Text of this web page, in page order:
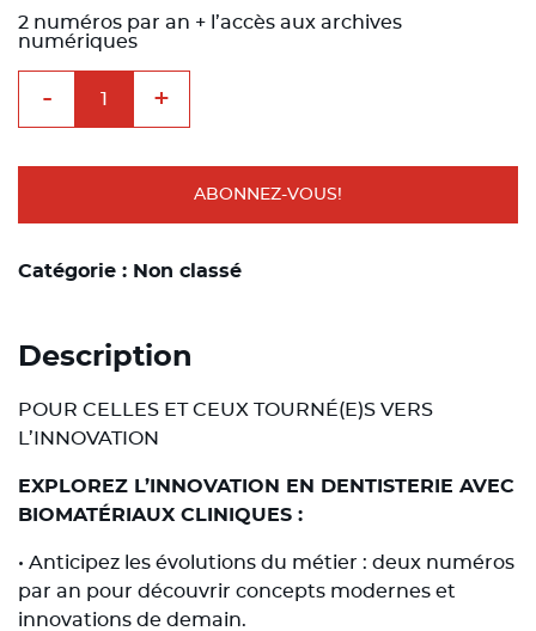
initial
était :
actuel
2 numéros par an + l’accès aux archives
numériques
de
+
- +
ABONNEZ-VOUS!
Catégorie : Non classé
Description
POUR CELLES ET CEUX TOURNÉ(E)S VERS
L’INNOVATION
EXPLOREZ L’INNOVATION EN DENTISTERIE AVEC
BIOMATÉRIAUX CLINIQUES :
• Anticipez les évolutions du métier : deux numéros
par an pour découvrir concepts modernes et
innovations de demain.